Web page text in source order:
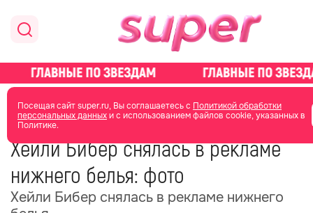
Посещая сайт super.ru, Вы соглашаетесь с Политикой обработки
персональных данныхи с использованием файлов cookie, указанных в
Политике.
главная новости о звездах новости
22 мая
Хейли Бибер снялась в рекламе
нижнего белья: фото
Хейли Бибер снялась в рекламе нижнего